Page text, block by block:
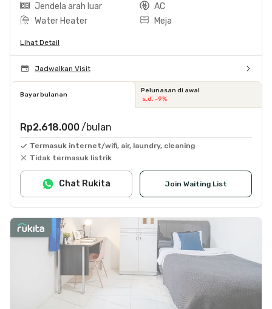
Jendela arah luar
AC
Water Heater
Meja
Lihat Detail
Jadwalkan Visit
Bayar bulanan
Pelunasan di awal
s.d. -9%
Rp2.618.000 /bulan
Termasuk internet/wifi, air, laundry, cleaning
Tidak termasuk listrik
Join Waiting List
Chat Rukita